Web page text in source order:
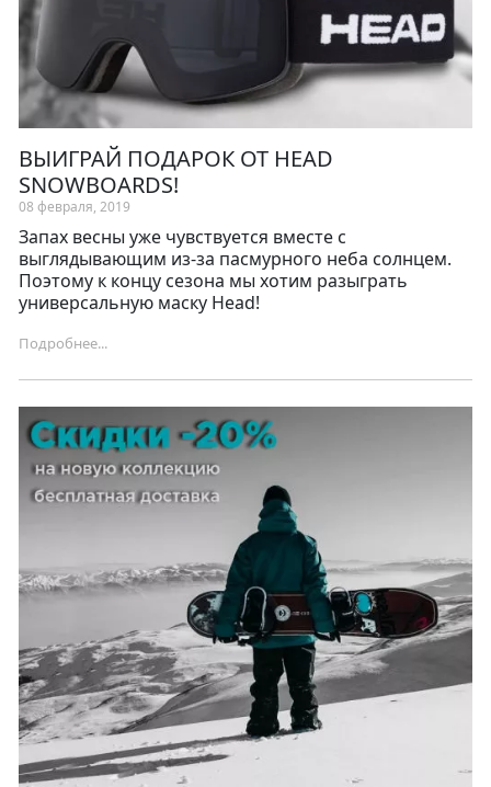
ВЫИГРАЙ ПОДАРОК ОТ HEAD
SNOWBOARDS!
08 февраля, 2019
Запах весны уже чувствуется вместе с
выглядывающим из-за пасмурного неба солнцем.
Поэтому к концу сезона мы хотим разыграть
универсальную маску Head!
Подробнее...